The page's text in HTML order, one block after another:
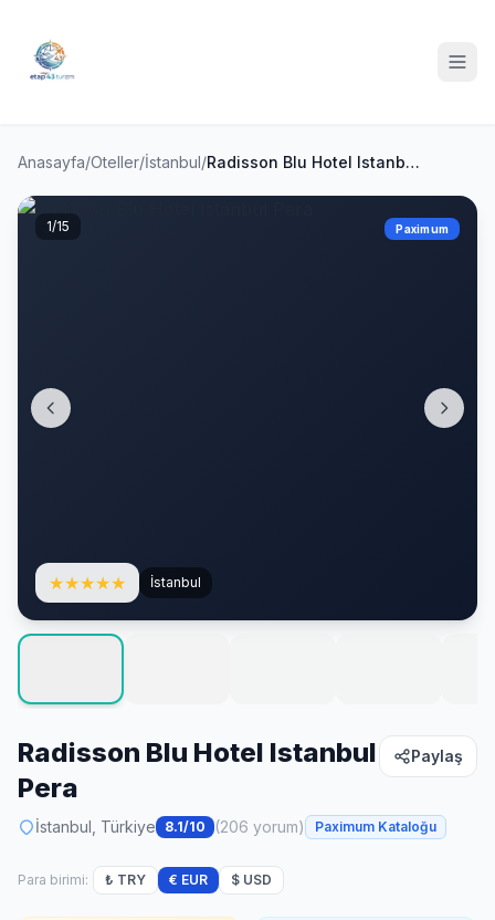
Anasayfa/Oteller/İstanbul/ Radisson Blu Hotel Istanbul Pera
★★★★★ İstanbul
Paximum
1/15
Radisson Blu Hotel Istanbul
Pera
Paylaş
İstanbul, Türkiye 8.1/10 (206 yorum) Paximum Kataloğu
Para birimi: ₺ TRY € EUR $ USD